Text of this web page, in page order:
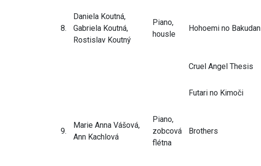
8.
Daniela Koutná,
Gabriela Koutná,
Rostislav Koutný
Piano,
housle
Hohoemi no Bakudan
Cruel Angel Thesis
Futari no Kimoči
9.
Marie Anna Vášová,
Ann Kachlová
Piano,
zobcová
flétna
Brothers